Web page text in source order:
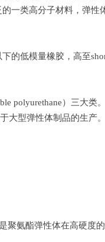
一类高分子材料，弹性
的低模量橡胶，高至
polyurethane）三大类
大型弹性体制品的生产
聚氨酯弹性体在高硬度